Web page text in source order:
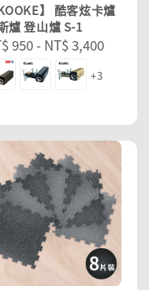
KOOKE】 酷客炫卡爐
爐 登山爐 S-1
950- NT$ 3,400
+3